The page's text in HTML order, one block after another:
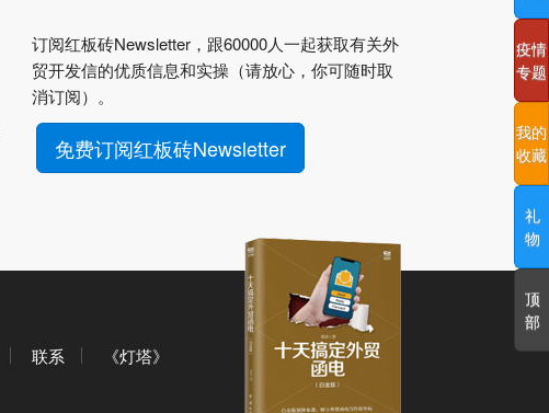
订阅红板砖Newsletter，跟60000人一起获取有关外
贸开发信的优质信息和实操（请放心，你可随时取
消订阅）。
免费订阅红板砖Newsletter
联系 《灯塔》
疫情
专题
我的
收藏
礼
物
顶
部